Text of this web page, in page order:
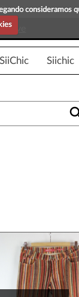
consideramos
prendas que
Siichic